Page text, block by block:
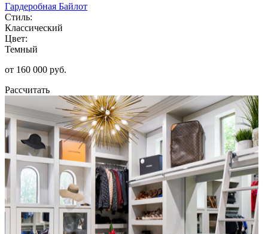
Гардеробная Байлот
Стиль:
Классический
Цвет:
Темный
от 160 000 руб.
Рассчитать